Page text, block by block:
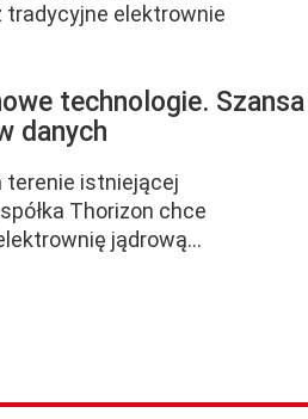
tradycyjne elektrownie
technologie. Szansa
danych
terenie istniejącej
Thorizon chce
jądrową...